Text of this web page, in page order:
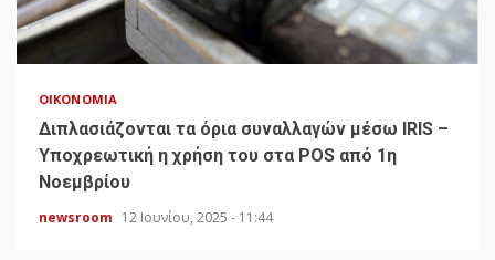
ΟΙΚΟΝΟΜΊΑ
Διπλασιάζονται τα όρια συναλλαγών μέσω IRIS –
Υποχρεωτική η χρήση του στα POS από 1η
Νοεμβρίου
newsroom 12 Ιουνίου, 2025 - 11:44